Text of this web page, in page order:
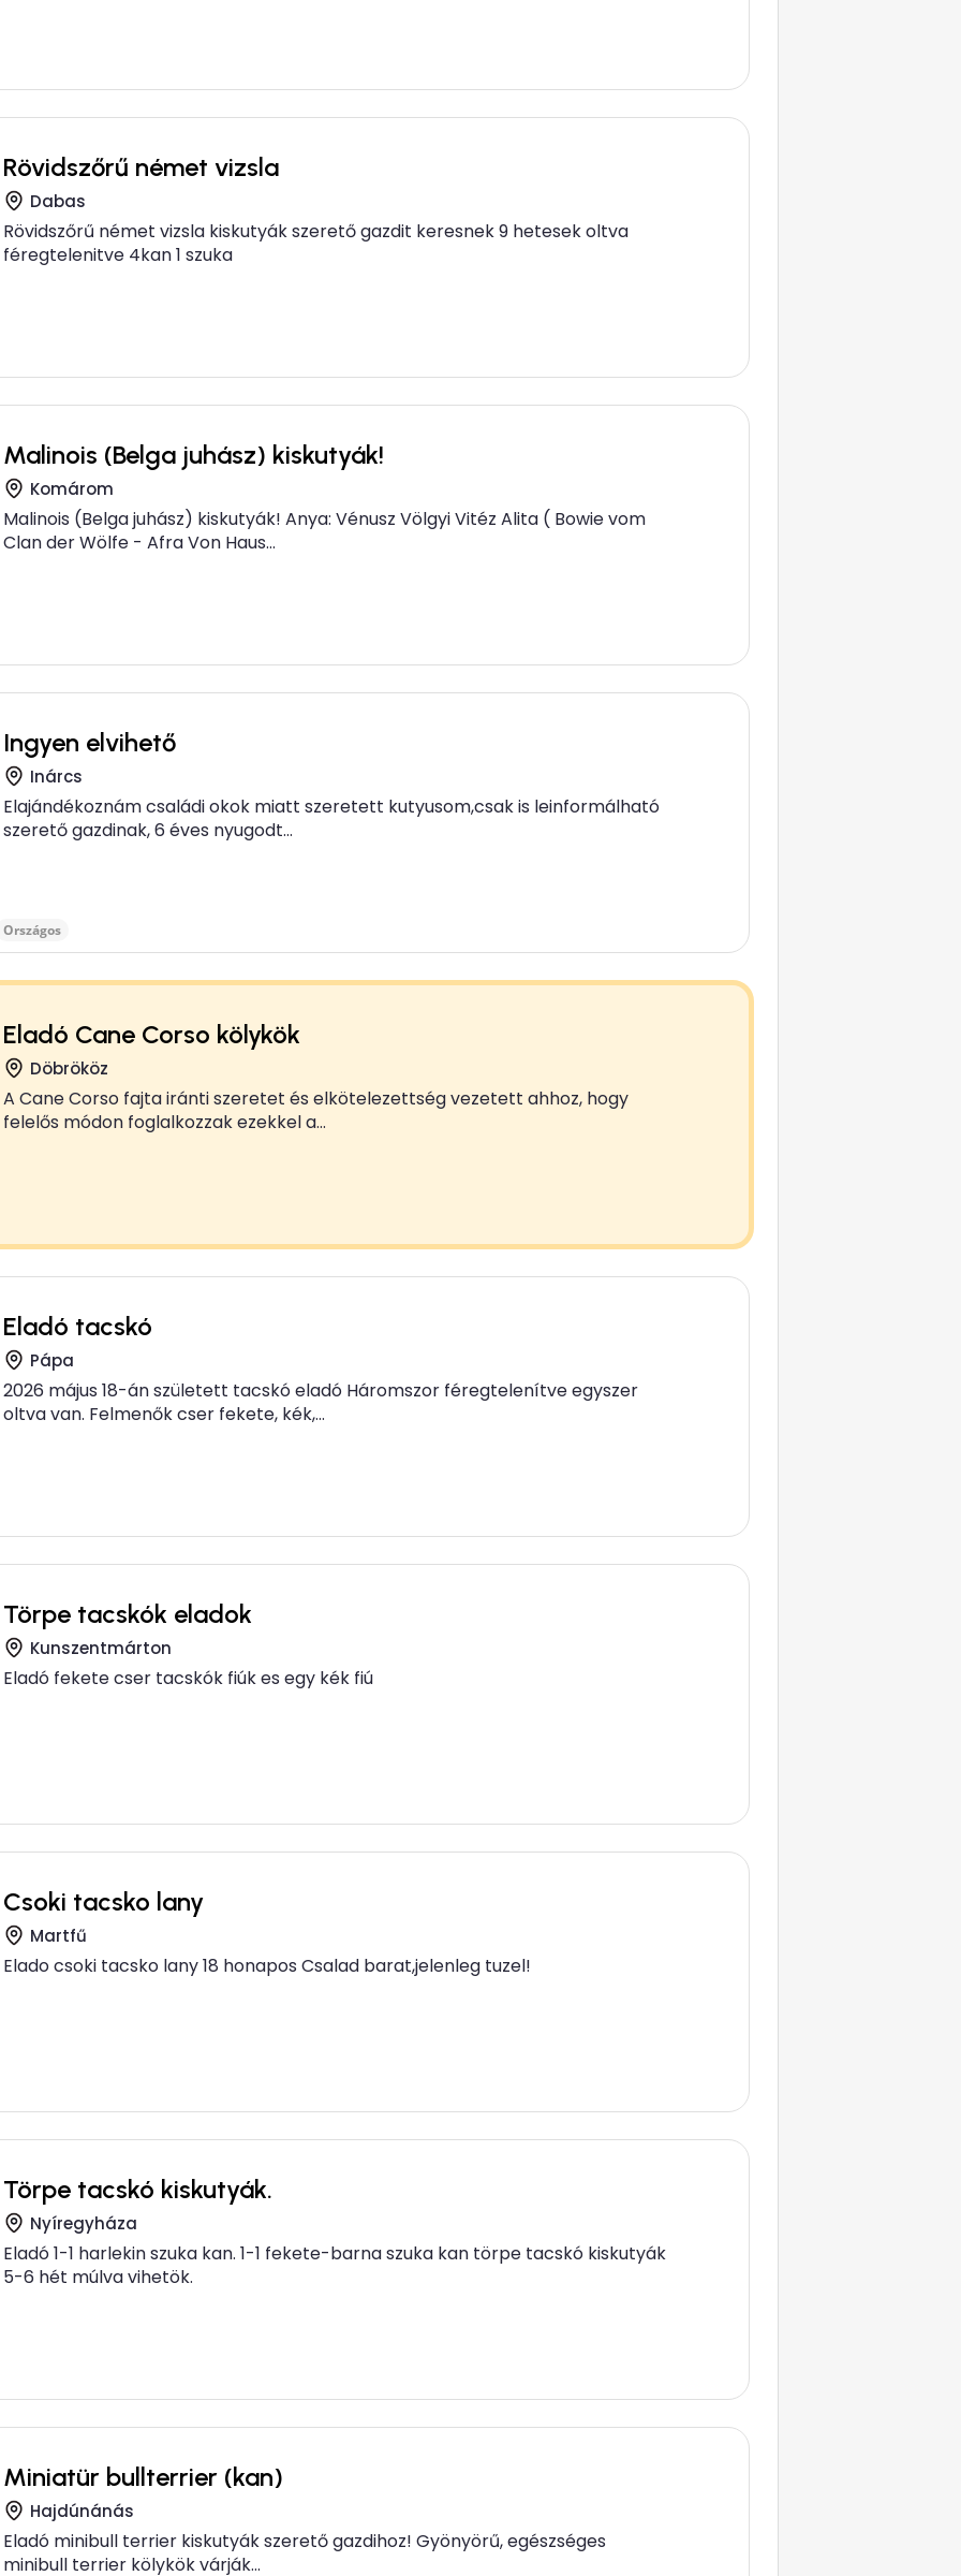
Rövidszőrű német vizsla
Dabas
Rövidszőrű német vizsla kiskutyák szerető gazdit keresnek 9 hetesek oltva
féregtelenitve 4kan 1 szuka
Malinois (Belga juhász) kiskutyák!
Komárom
Malinois (Belga juhász) kiskutyák! Anya: Vénusz Völgyi Vitéz Alita ( Bowie vom
Clan der Wölfe - Afra Von Haus...
Ingyen elvihető
Inárcs
Elajándékoznám családi okok miatt szeretett kutyusom,csak is leinformálható
szerető gazdinak, 6 éves nyugodt...
Országos
Eladó Cane Corso kölykök
Döbrököz
A Cane Corso fajta iránti szeretet és elkötelezettség vezetett ahhoz, hogy
felelős módon foglalkozzak ezekkel a...
Eladó tacskó
Pápa
2026 május 18-án született tacskó eladó Háromszor féregtelenítve egyszer
oltva van. Felmenők cser fekete, kék,...
Törpe tacskók eladok
Kunszentmárton
Eladó fekete cser tacskók fiúk es egy kék fiú
Csoki tacsko lany
Martfű
Elado csoki tacsko lany 18 honapos Csalad barat,jelenleg tuzel!
Törpe tacskó kiskutyák.
Nyíregyháza
Eladó 1-1 harlekin szuka kan. 1-1 fekete-barna szuka kan törpe tacskó kiskutyák
5-6 hét múlva vihetök.
Miniatür bullterrier (kan)
Hajdúnánás
Eladó minibull terrier kiskutyák szerető gazdihoz! Gyönyörű, egészséges
minibull terrier kölykök várják...